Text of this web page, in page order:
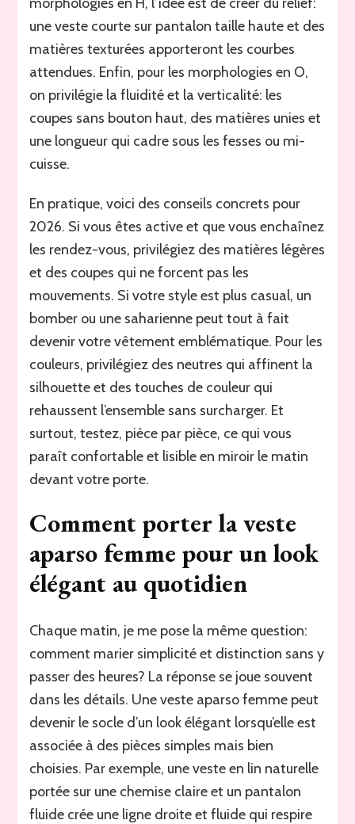
une veste courte sur pantalon taille haute et des
matières texturées apporteront les courbes
attendues. Enfin, pour les morphologies en O,
on privilégie la fluidité et la verticalité: les
coupes sans bouton haut, des matières unies et
une longueur qui cadre sous les fesses ou mi-
cuisse.
En pratique, voici des conseils concrets pour
2026. Si vous êtes active et que vous enchaînez
les rendez-vous, privilégiez des matières légères
et des coupes qui ne forcent pas les
mouvements. Si votre style est plus casual, un
bomber ou une saharienne peut tout à fait
devenir votre vêtement emblématique. Pour les
couleurs, privilégiez des neutres qui affinent la
silhouette et des touches de couleur qui
rehaussent l’ensemble sans surcharger. Et
surtout, testez, pièce par pièce, ce qui vous
paraît confortable et lisible en miroir le matin
devant votre porte.
Comment porter la veste
aparso femme pour un look
élégant au quotidien
Chaque matin, je me pose la même question:
comment marier simplicité et distinction sans y
passer des heures? La réponse se joue souvent
dans les détails. Une veste aparso femme peut
devenir le socle d’un look élégant lorsqu’elle est
associée à des pièces simples mais bien
choisies. Par exemple, une veste en lin naturelle
portée sur une chemise claire et un pantalon
fluide crée une ligne droite et fluide qui respire